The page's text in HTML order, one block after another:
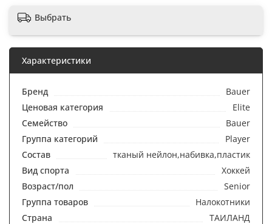
Выбрать
Характеристики
Бренд
Bauer
Ценовая категория
Elite
Семейство
Bauer
Группа категорий
Player
Состав
тканый нейлон,набивка,пластик
Вид спорта
Хоккей
Возраст/пол
Senior
Группа товаров
Налокотники
Страна
ТАИЛАНД